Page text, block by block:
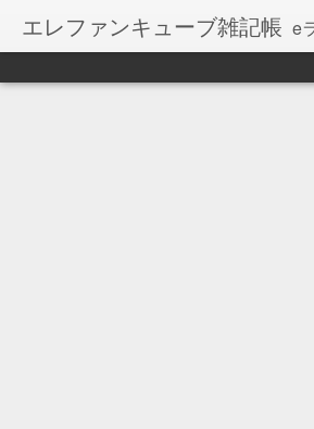
エレファンキューブ雑記帳 eラーニ
【お知らせ】本ブログの更新は、停